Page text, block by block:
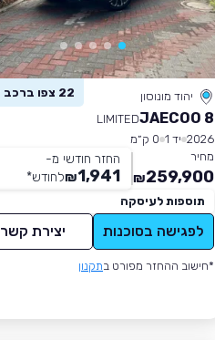
יהוד מונוסון 22 צפו ברכב זה
JAECOO 8
LIMITED
2026 יד 1
0 ק״מ
מחיר
259,900
₪
החזר חודשי מ-
1,941
₪לחודש*
תוספות לעיסקה
לפגישה בסוכנות יצירת קשר
*חישוב ההחזר מפורט בתקנון